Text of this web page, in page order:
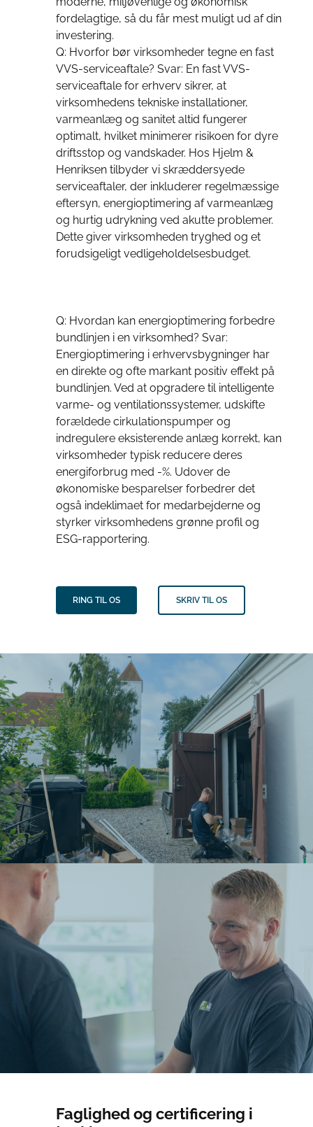
fordelagtige, så du får mest muligt ud af din
investering.
Q: Hvorfor bør virksomheder tegne en fast
VVS-serviceaftale? Svar: En fast VVS-
serviceaftale for erhverv sikrer, at
virksomhedens tekniske installationer,
varmeanlæg og sanitet altid fungerer
optimalt, hvilket minimerer risikoen for dyre
driftsstop og vandskader. Hos Hjelm &
Henriksen tilbyder vi skræddersyede
serviceaftaler, der inkluderer regelmæssige
eftersyn, energioptimering af varmeanlæg
og hurtig udrykning ved akutte problemer.
Dette giver virksomheden tryghed og et
forudsigeligt vedligeholdelsesbudget.
Q: Hvordan kan energioptimering forbedre
bundlinjen i en virksomhed? Svar:
Energioptimering i erhvervsbygninger har
en direkte og ofte markant positiv effekt på
bundlinjen. Ved at opgradere til intelligente
varme- og ventilationssystemer, udskifte
forældede cirkulationspumper og
indregulere eksisterende anlæg korrekt, kan
virksomheder typisk reducere deres
energiforbrug med -%. Udover de
økonomiske besparelser forbedrer det
også indeklimaet for medarbejderne og
styrker virksomhedens grønne profil og
ESG-rapportering.
RING TIL OS SKRIV TIL OS
Faglighed og certificering i